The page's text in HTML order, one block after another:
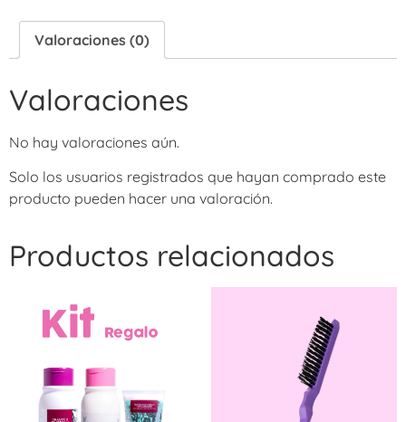
Valoraciones (0)
Valoraciones
No hay valoraciones aún.
Solo los usuarios registrados que hayan comprado este
producto pueden hacer una valoración.
Productos relacionados